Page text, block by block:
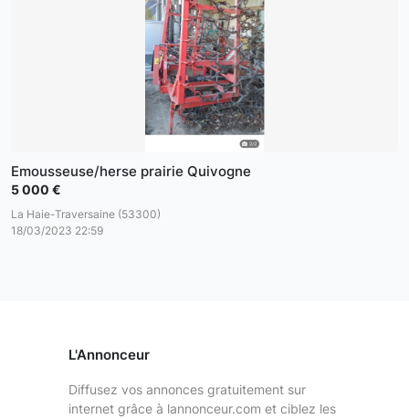
Emousseuse/herse prairie Quivogne
5 000 €
La Haie-Traversaine (53300)
18/03/2023 22:59
L'Annonceur
Diffusez vos annonces gratuitement sur
internet grâce à lannonceur.com et ciblez les